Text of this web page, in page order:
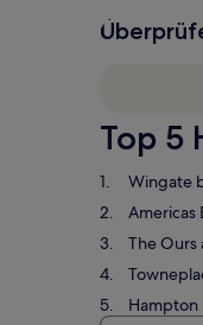
Top 5
Wingate
Americas
The Ours
Hampton